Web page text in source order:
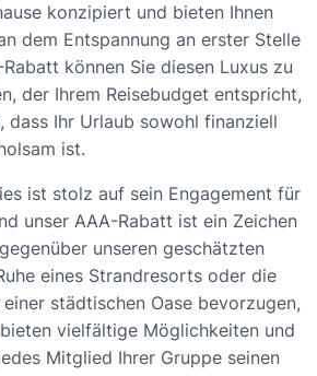
konzipiert und bieten Ihnen
dem Entspannung an erster Stelle
können Sie diesen Luxus zu
der Ihrem Reisebudget entspricht,
dass Ihr Urlaub sowohl finanziell
ist.
ist stolz auf sein Engagement für
unser AAA-Rabatt ist ein Zeichen
unseren geschätzten
eines Strandresorts oder die
städtischen Oase bevorzugen,
vielfältige Möglichkeiten und
Mitglied Ihrer Gruppe seinen